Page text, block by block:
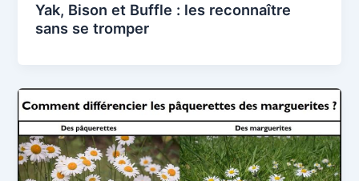
Yak, Bison et Buffle : les reconnaître
sans se tromper